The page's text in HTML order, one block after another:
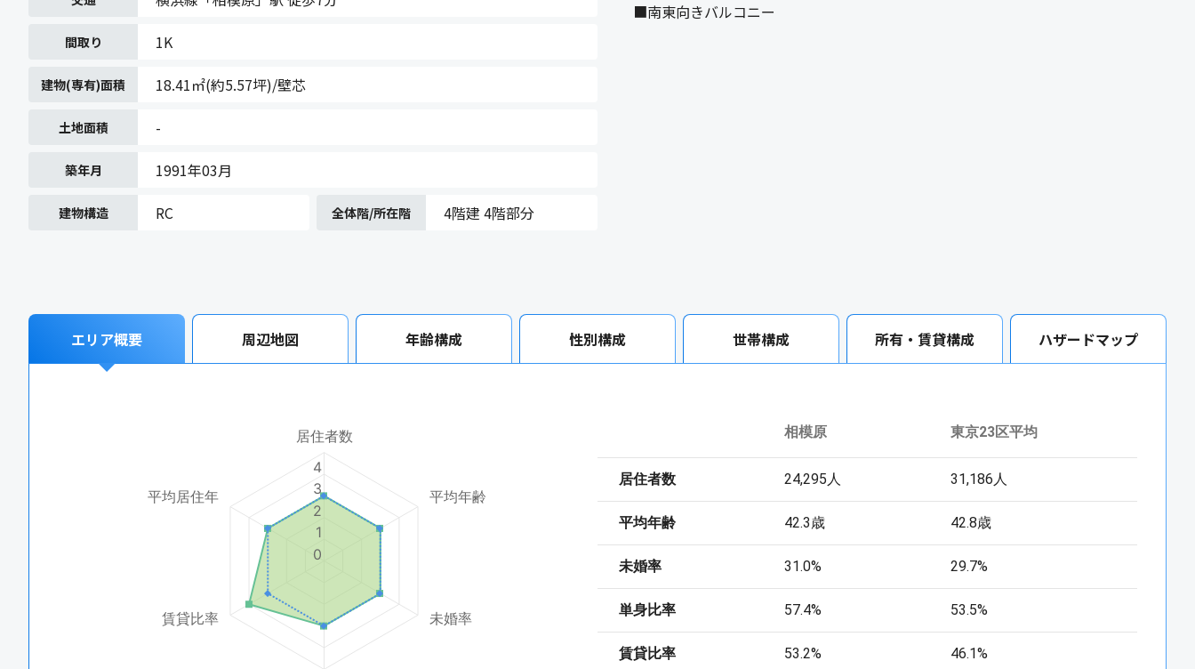
間取り 1K
建物(専有)面積 18.41㎡(約5.57坪)/壁芯
土地面積 -
築年月 1991年03月
建物構造 RC 全体階/所在階 4階建 4階部分
■南東向きバルコニー
エリア概要 周辺地図 年齢構成 性別構成 世帯構成 所有・賃貸構成 ハザードマップ
居住者数
平均年齢
未婚率
賃貸比率
平均居住年
0
1
2
3
4
相模原 東京23区平均
居住者数 24,295人 31,186人
平均年齢 42.3歳 42.8歳
未婚率 31.0% 29.7%
単身比率 57.4% 53.5%
賃貸比率 53.2% 46.1%